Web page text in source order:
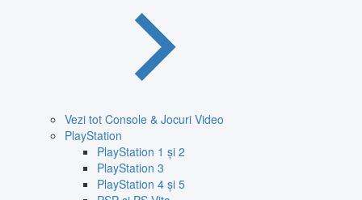
Vezi tot Console & Jocuri Video
PlayStation
PlayStation 1 și 2
PlayStation 3
PlayStation 4 și 5